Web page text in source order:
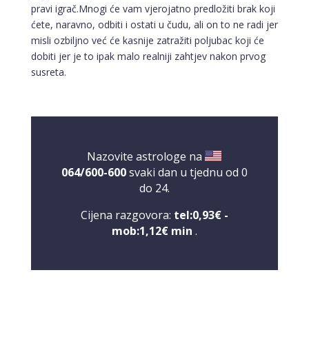
pravi igrač.Mnogi će vam vjerojatno predložiti brak koji
ćete, naravno, odbiti i ostati u čudu, ali on to ne radi jer
misli ozbiljno već će kasnije zatražiti poljubac koji će
dobiti jer je to ipak malo realniji zahtjev nakon prvog
susreta.
Nazovite astrologe na
064/600-600svaki dan u tjednu od 0
do 24.
Cijena razgovora: tel:0,93€ -
mob:1,12€ min .